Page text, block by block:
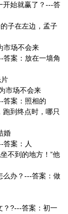
开始就赢了？---答
子在左边，孟子
市场不会来
答案：放在一墙角
市场不会来
答案：照相的
到终点时，哪只
婚
答案：人
不到的地方！”他
么办？---答案：做
？?---答案：初一